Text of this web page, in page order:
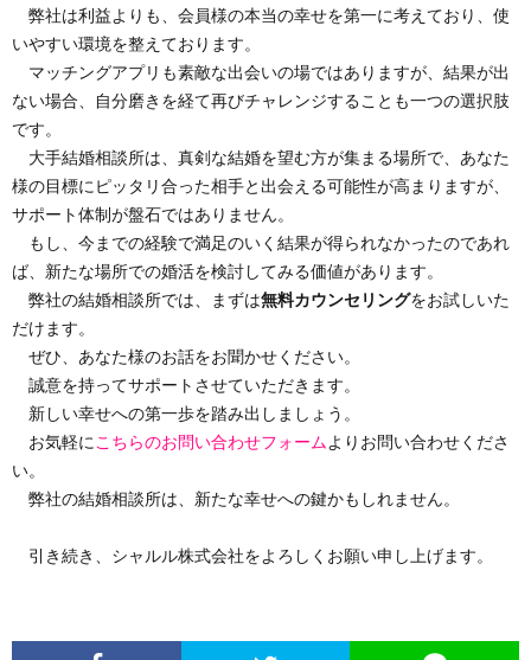
弊社は利益よりも、会員様の本当の幸せを第一に考えており、使
いやすい環境を整えております。
マッチングアプリも素敵な出会いの場ではありますが、結果が出
ない場合、自分磨きを経て再びチャレンジすることも一つの選択肢
です。
大手結婚相談所は、真剣な結婚を望む方が集まる場所で、あなた
様の目標にピッタリ合った相手と出会える可能性が高まりますが、
サポート体制が盤石ではありません。
もし、今までの経験で満足のいく結果が得られなかったのであれ
ば、新たな場所での婚活を検討してみる価値があります。
弊社の結婚相談所では、まずは無料カウンセリングをお試しいた
だけます。
ぜひ、あなた様のお話をお聞かせください。
誠意を持ってサポートさせていただきます。
新しい幸せへの第一歩を踏み出しましょう。
お気軽に こちらのお問い合わせフォームよりお問い合わせくださ
い。
弊社の結婚相談所は、新たな幸せへの鍵かもしれません。
引き続き、シャルル株式会社をよろしくお願い申し上げます。